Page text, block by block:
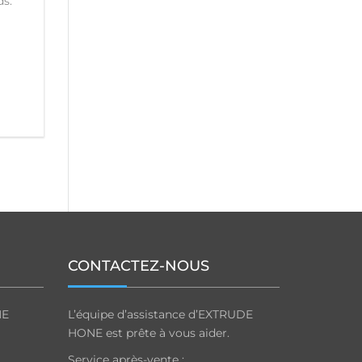
CONTACTEZ-NOUS
L’équipe d’assistance d’EXTRUDE
HONE est prête à vous aider.